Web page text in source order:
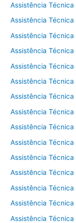
Assistência
Assistência Técnica
Assistência
Assistência Técnica
Assistência
Assistência
Assistência
Assistência Técnica
Assistência
Assistência
Assistência
Assistência
Assistência
Assistência
Assistência